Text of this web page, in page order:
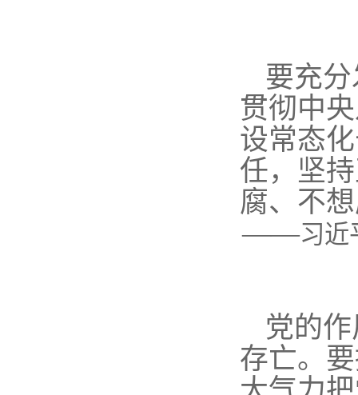
要充
贯彻中
设常态
任，坚
腐、不
——习近
党的
存亡。